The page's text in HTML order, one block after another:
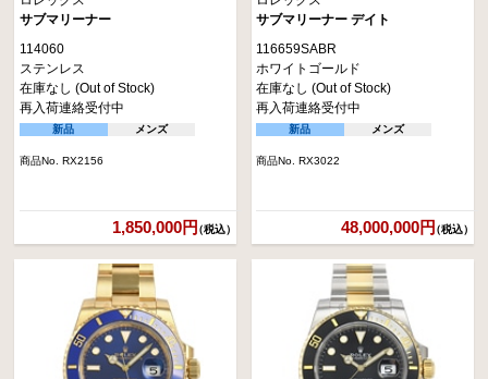
サブマリーナー
114060
ステンレス
在庫なし (Out of Stock)
再入荷連絡受付中
新品 メンズ
商品No. RX2156
1,850,000円（税込）
サブマリーナー デイト
116659SABR
ホワイトゴールド
在庫なし (Out of Stock)
再入荷連絡受付中
新品 メンズ
商品No. RX3022
48,000,000円（税込）